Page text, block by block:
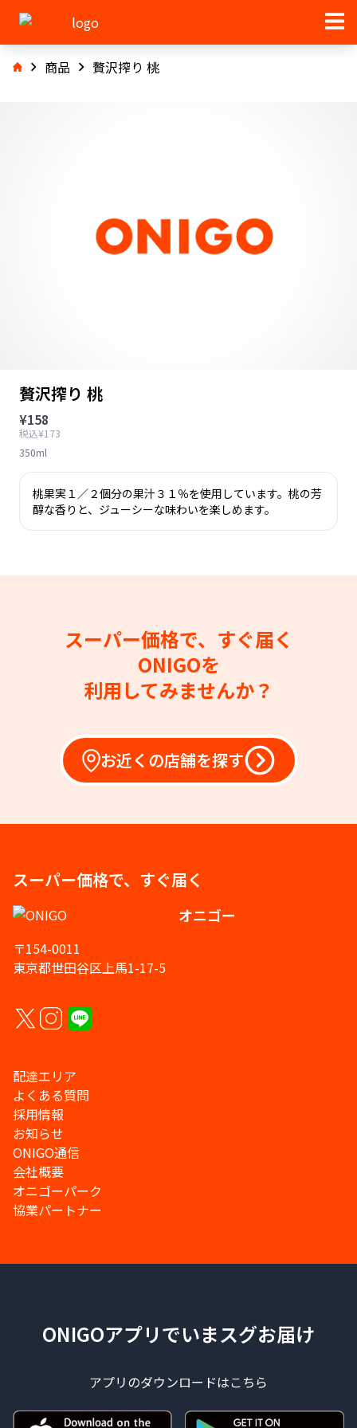
商品 贅沢搾り 桃
贅沢搾り 桃
¥158
税込¥173
350ml
桃果実１／２個分の果汁３１％を使用しています。桃の芳
醇な香りと、ジューシーな味わいを楽しめます。
スーパー価格で、すぐ届く
ONIGOを
利用してみませんか？
お近くの店舗を探す
スーパー価格で、すぐ届く
オニゴー
〒154-0011
東京都世田谷区上馬1-17-5
配達エリア
よくある質問
採用情報
お知らせ
ONIGO通信
会社概要
オニゴーパーク
協業パートナー
ONIGOアプリでいまスグお届け
アプリのダウンロードはこちら